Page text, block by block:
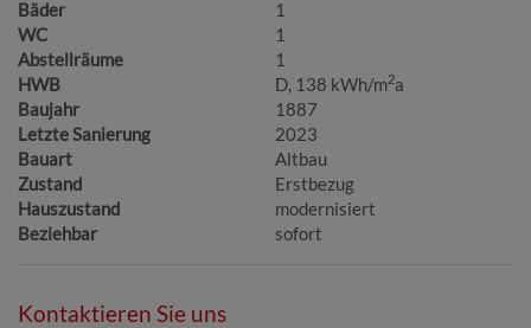
Bäder
1
WC
1
Abstellräume
1
HWB
D, 138 kWh/m2a
Baujahr
1887
Letzte Sanierung
2023
Bauart
Altbau
Zustand
Erstbezug
Hauszustand
modernisiert
Beziehbar
sofort
Kontaktieren Sie uns